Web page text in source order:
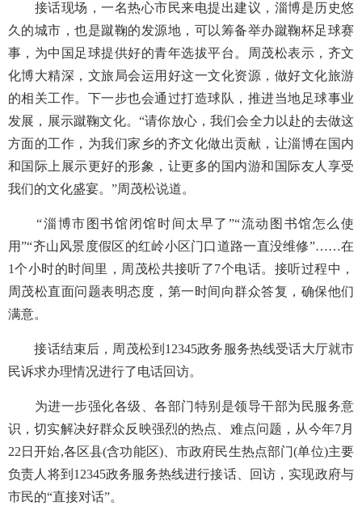
接话现场，一名热心市民来电提出建议，淄博是历史悠
久的城市，也是蹴鞠的发源地，可以筹备举办蹴鞠杯足球赛
事，为中国足球提供好的青年选拔平台。周茂松表示，齐文
化博大精深，文旅局会运用好这一文化资源，做好文化旅游
的相关工作。下一步也会通过打造球队，推进当地足球事业
发展，展示蹴鞠文化。 “请你放心，我们会全力以赴的去做这
方面的工作，为我们家乡的齐文化做出贡献，让淄博在国内
和国际上展示更好的形象，让更多的国内游和国际友人享受
我们的文化盛宴。”周茂松说道。
“淄博市图书馆闭馆时间太早了”“流动图书馆怎么使
用”“齐山风景度假区的红岭小区门口道路一直没维修”……在
1个小时的时间里，周茂松共接听了7个电话。接听过程中，
周茂松直面问题表明态度，第一时间向群众答复，确保他们
满意。
接话结束后，周茂松到 12345政务服务热线受话大厅就市
民诉求办理情况进行了电话回访。
为进一步强化各级、各部门特别是领导干部为民服务意
识，切实解决好群众反映强烈的热点、难点问题，从今年7月
22日开始,各区县(含功能区)、市政府民生热点部门(单位)主要
负责人将到12345政务服务热线进行接话、回访，实现政府与
市民的“直接对话”。